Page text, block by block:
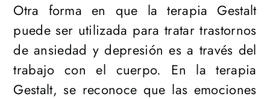
Otra forma en que la terapia Gestalt
puede ser utilizada para tratar trastornos
de ansiedad y depresión es a través del
trabajo con el cuerpo. En la terapia
Gestalt, se reconoce que las emociones